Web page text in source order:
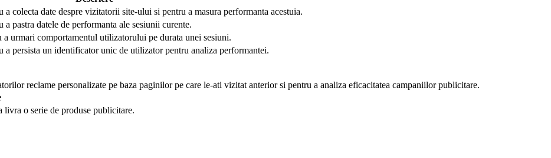
a colecta date despre vizitatorii site-ului si pentru a masura performanta acestuia.
pastra datele de performanta ale sesiunii curente.
a urmari comportamentul utilizatorului pe durata unei sesiuni.
a persista un identificator unic de utilizator pentru analiza performantei.
reclame personalizate pe baza paginilor pe care le-ati vizitat anterior si pentru a analiza eficacitatea campaniilor publicitare.
livra o serie de produse publicitare.